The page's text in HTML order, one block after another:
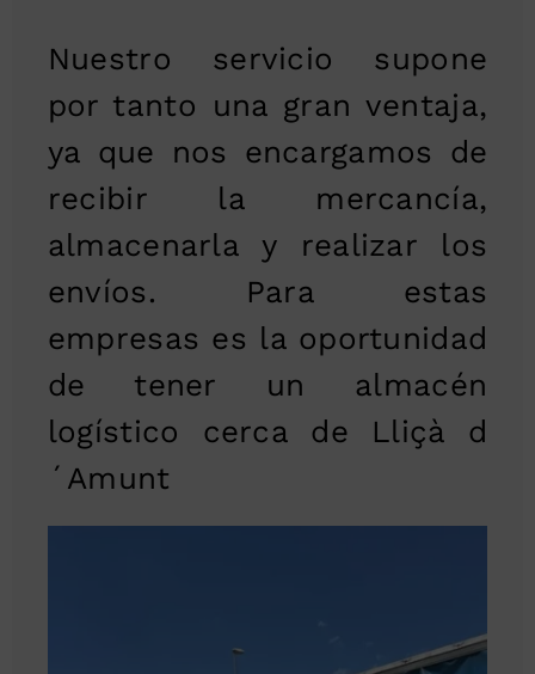
Nuestro servicio supone
por tanto una gran ventaja,
ya que nos encargamos de
recibir la mercancía,
almacenarla y realizar los
envíos. Para estas
empresas es la oportunidad
de tener un almacén
logístico cerca de Lliçà d
´Amunt